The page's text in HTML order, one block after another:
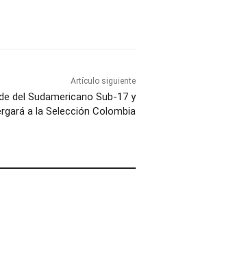
Artículo siguiente
del Sudamericano Sub-17 y
a la Selección Colombia